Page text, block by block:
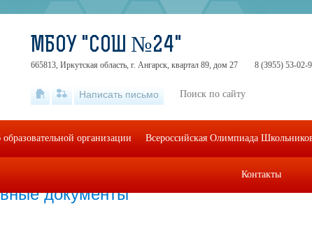
документы
МБОУ "СОШ №24"
665813, Иркутская область, г. Ангарск, квартал 89, дом 27 8 (3955) 53-02-
Написать письмо
организации Всероссийская Олимпиада
Контакты